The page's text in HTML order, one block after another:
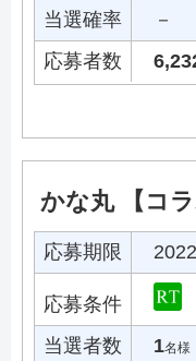
当選確率
－
応募者数
かな丸 【コラ
応募期限
応募条件
当選者数
1名様